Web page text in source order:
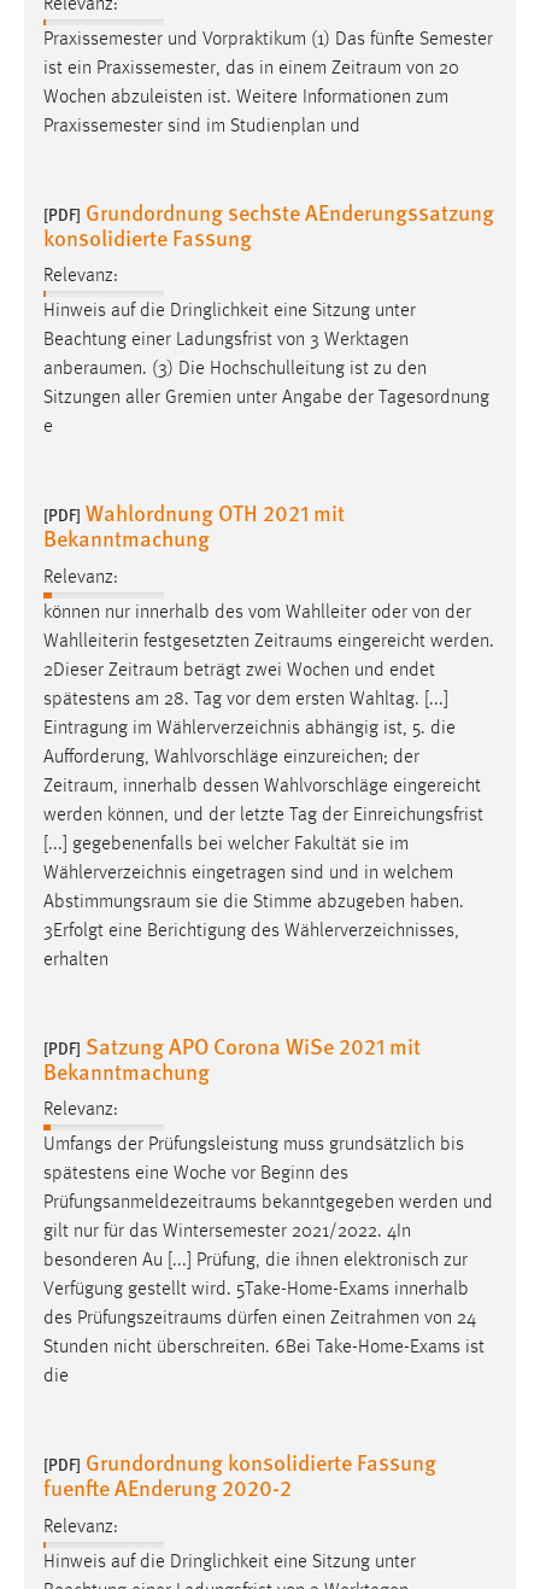
Relevanz:
Praxissemester und Vorpraktikum (1) Das fünfte Semester
ist ein Praxissemester, das in einem Zeitraum von 20
Wochen abzuleisten ist. Weitere Informationen zum
Praxissemester sind im Studienplan und
[PDF] Grundordnung sechste AEnderungssatzung
konsolidierte Fassung
Relevanz:
Hinweis auf die Dringlichkeit eine Sitzung unter
Beachtung einer Ladungsfrist von 3 Werktagen
anberaumen. (3) Die Hochschulleitung ist zu den
Sitzungen aller Gremien unter Angabe der Tagesordnung
e
[PDF] Wahlordnung OTH 2021 mit
Bekanntmachung
Relevanz:
können nur innerhalb des vom Wahlleiter oder von der
Wahlleiterin festgesetzten Zeitraums eingereicht werden.
2Dieser Zeitraum beträgt zwei Wochen und endet
spätestens am 28. Tag vor dem ersten Wahltag. [...]
Eintragung im Wählerverzeichnis abhängig ist, 5. die
Aufforderung, Wahlvorschläge einzureichen; der
Zeitraum, innerhalb dessen Wahlvorschläge eingereicht
werden können, und der letzte Tag der Einreichungsfrist
[...] gegebenenfalls bei welcher Fakultät sie im
Wählerverzeichnis eingetragen sind und in welchem
Abstimmungsraum sie die Stimme abzugeben haben.
3Erfolgt eine Berichtigung des Wählerverzeichnisses,
erhalten
[PDF] Satzung APO Corona WiSe 2021 mit
Bekanntmachung
Relevanz:
Umfangs der Prüfungsleistung muss grundsätzlich bis
spätestens eine Woche vor Beginn des
Prüfungsanmeldezeitraums bekanntgegeben werden und
gilt nur für das Wintersemester 2021/2022. 4In
besonderen Au [...] Prüfung, die ihnen elektronisch zur
Verfügung gestellt wird. 5Take-Home-Exams innerhalb
des Prüfungszeitraums dürfen einen Zeitrahmen von 24
Stunden nicht überschreiten. 6Bei Take-Home-Exams ist
die
[PDF] Grundordnung konsolidierte Fassung
fuenfte AEnderung 2020-2
Relevanz:
Hinweis auf die Dringlichkeit eine Sitzung unter